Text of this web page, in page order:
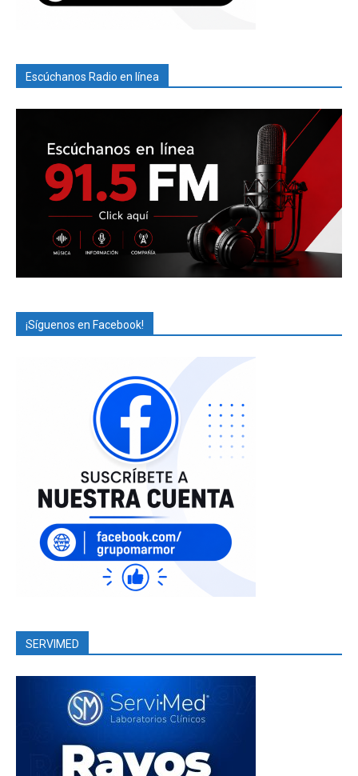
Escúchanos Radio en línea
¡Síguenos en Facebook!
SERVIMED